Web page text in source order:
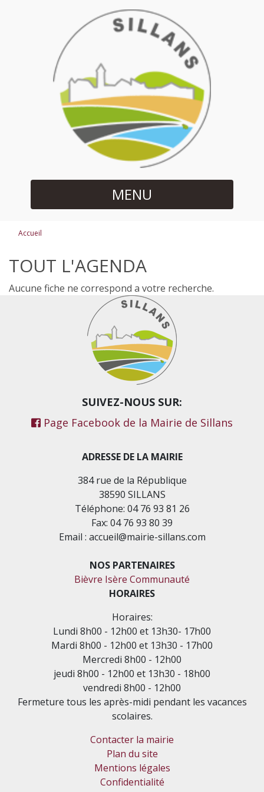
MENU
Accueil
TOUT L'AGENDA
Aucune fiche ne correspond a votre recherche.
ADRESSE DE LA MAIRIE
384 rue de la République
38590 SILLANS
Téléphone: 04 76 93 81 26
Fax: 04 76 93 80 39
Email : accueil@mairie-sillans.com
NOS PARTENAIRES
Bièvre Isère Communauté
SUIVEZ-NOUS SUR:
Page Facebook de la Mairie de Sillans
HORAIRES
Horaires:
Lundi 8h00 - 12h00 et 13h30- 17h00
Mardi 8h00 - 12h00 et 13h30 - 17h00
Mercredi 8h00 - 12h00
jeudi 8h00 - 12h00 et 13h30 - 18h00
vendredi 8h00 - 12h00
Fermeture tous les après-midi pendant les vacances
scolaires.
Contacter la mairie
Plan du site
Mentions légales
Confidentialité